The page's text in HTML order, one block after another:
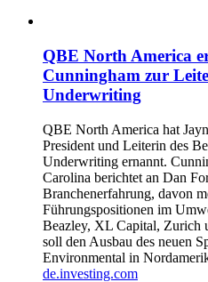
QBE North America
Cunningham zur
Underwriting
QBE North America hat
President und Leiterin des
Underwriting ernannt.
Carolina berichtet an Dan
Branchenerfahrung, davon
Führungspositionen im
Beazley, XL Capital, Zurich
soll den Ausbau des neuen
Environmental in
de.investing.com